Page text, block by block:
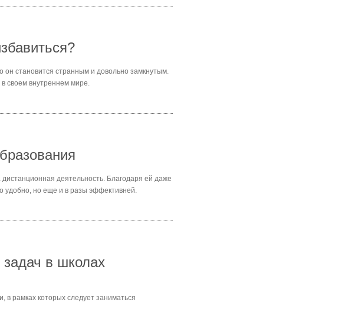
он становится странным и довольно замкнутым.
своем внутреннем мире.
деятельность. Благодаря ей даже
удобно, но еще и в разы эффективней.
в школах
в рамках которых следует заниматься